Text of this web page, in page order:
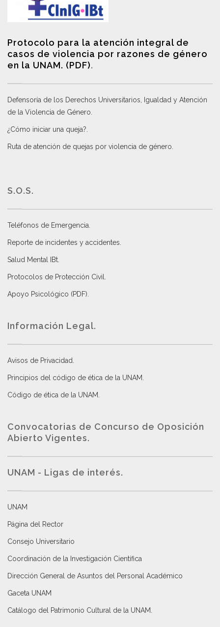
Protocolo para la atención integral de
casos de violencia por razones de género
en la UNAM. (PDF).
Defensoría de los Derechos Universitarios, Igualdad y Atención
de la Violencia de Género
¿Cómo iniciar una queja?
Ruta de atención de quejas por violencia de género
S.O.S.
Teléfonos de Emergencia.
Reporte de incidentes y accidentes
Salud Mental IBt
Protocolos de Protección Civil
Apoyo Psicológico (PDF)
Información Legal.
Avisos de Privacidad
Principios del código de ética de la UNAM
Código de ética de la UNAM
Convocatorias de Concurso de Oposición
Abierto Vigentes.
UNAM - Ligas de interés.
UNAM
Página del Rector
Consejo Universitario
Coordinación de la Investigación Científica
Dirección General de Asuntos del Personal Académico
Gaceta UNAM
Catálogo del Patrimonio Cultural de la UNAM.